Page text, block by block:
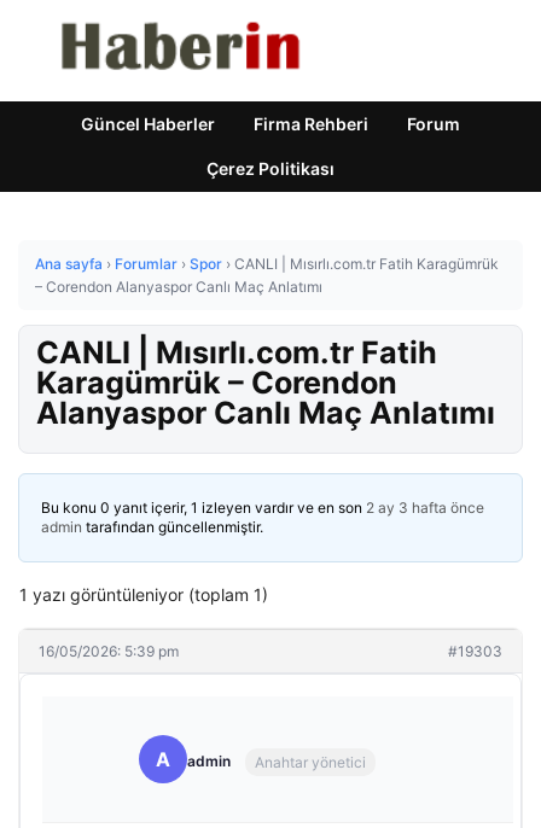
Güncel Haberler Firma Rehberi Forum
Çerez Politikası
Ana sayfa › Forumlar › Spor › CANLI | Mısırlı.com.tr Fatih Karagümrük
– Corendon Alanyaspor Canlı Maç Anlatımı
CANLI | Mısırlı.com.tr Fatih
Karagümrük – Corendon
Alanyaspor Canlı Maç Anlatımı
Bu konu 0 yanıt içerir, 1 izleyen vardır ve en son 2 ay 3 hafta önce
admin tarafından güncellenmiştir.
1 yazı görüntüleniyor (toplam 1)
16/05/2026: 5:39 pm #19303
A admin Anahtar yönetici